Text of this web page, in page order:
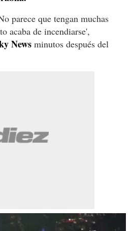
parece que tengan muchas
acaba de incendiarse',
News minutos después del